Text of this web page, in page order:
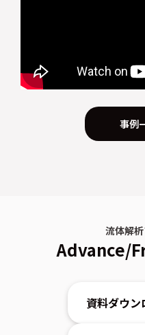
事例
流体解
Advance/
資料ダウン